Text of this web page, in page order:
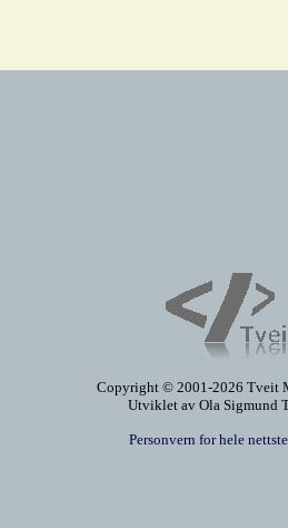
Copyright © 2001-2026 Tveit
Utviklet av Ola Sigmund
Personvern for hele